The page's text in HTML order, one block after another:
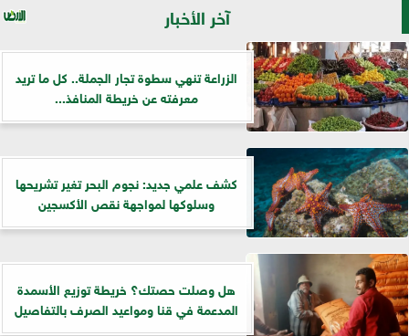
آخر الأخبار
الزراعة تنهي سطوة تجار الجملة.. كل ما تريد
معرفته عن خريطة المنافذ...
كشف علمي جديد: نجوم البحر تغير تشريحها
وسلوكها لمواجهة نقص الأكسجين
هل وصلت حصتك؟ خريطة توزيع الأسمدة
المدعمة في قنا ومواعيد الصرف بالتفاصيل